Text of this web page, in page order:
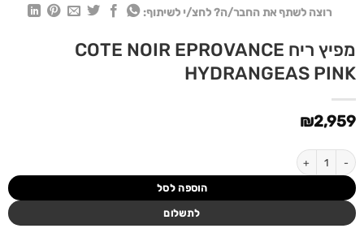
רוצה לשתף את החבר/ה? לחצ/י לשיתוף:
מפיץ ריח COTE NOIR EPROVANCE
HYDRANGEAS PINK
₪2,959
כמות של מפיץ ריח COTE NOIR EPROVANCE HYDRANGEAS PINK
הוספה לסל
לתשלום